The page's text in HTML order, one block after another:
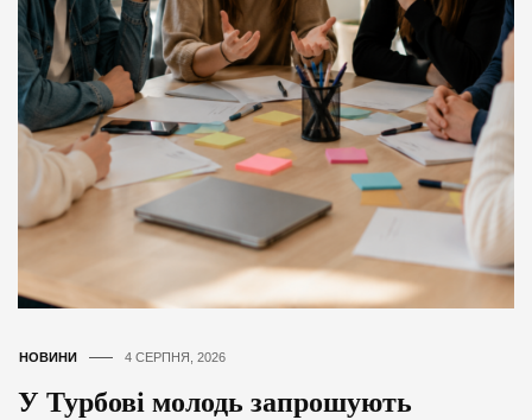
НОВИНИ 4 СЕРПНЯ, 2026
У Турбові молодь запрошують